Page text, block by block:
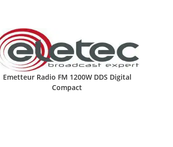
Emetteur Radio FM 1200W DDS Digital
Compact